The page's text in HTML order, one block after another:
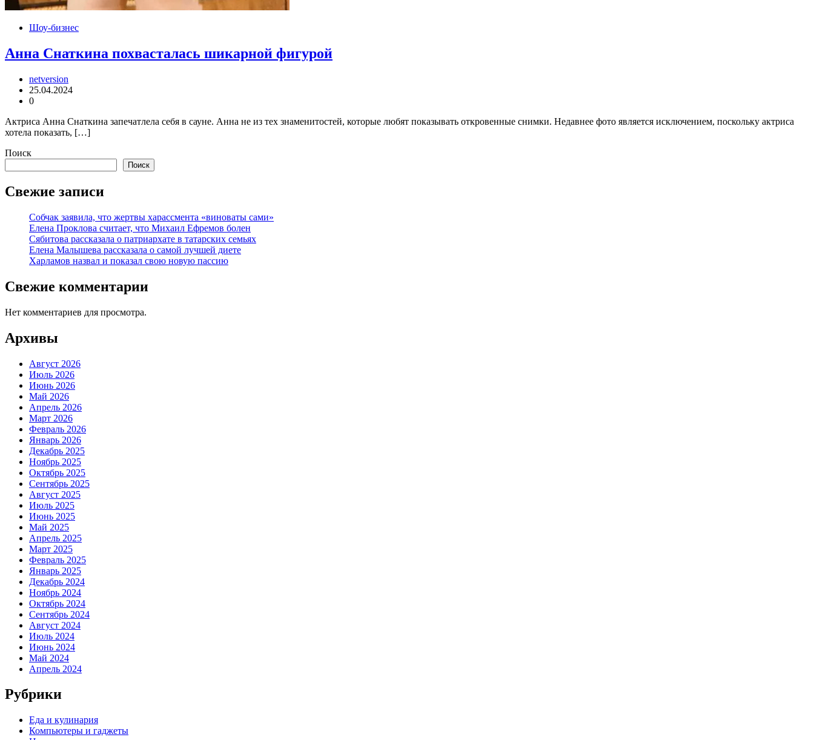
Шоу-бизнес
Анна Снаткина похвасталась шикарной фигурой
netversion
25.04.2024
0
Актриса Анна Снаткина запечатлела себя в сауне. Анна не из тех знаменитостей, которые любят показывать откровенные снимки. Недавнее фото является исключением, поскольку актриса
хотела показать, […]
Поиск
Поиск
Свежие записи
Собчак заявила, что жертвы харассмента «виноваты сами»
Елена Проклова считает, что Михаил Ефремов болен
Сябитова рассказала о патриархате в татарских семьях
Елена Малышева рассказала о самой лучшей диете
Харламов назвал и показал свою новую пассию
Свежие комментарии
Нет комментариев для просмотра.
Архивы
Август 2026
Июль 2026
Июнь 2026
Май 2026
Апрель 2026
Март 2026
Февраль 2026
Январь 2026
Декабрь 2025
Ноябрь 2025
Октябрь 2025
Сентябрь 2025
Август 2025
Июль 2025
Июнь 2025
Май 2025
Апрель 2025
Март 2025
Февраль 2025
Январь 2025
Декабрь 2024
Ноябрь 2024
Октябрь 2024
Сентябрь 2024
Август 2024
Июль 2024
Июнь 2024
Май 2024
Апрель 2024
Рубрики
Еда и кулинария
Компьютеры и гаджеты